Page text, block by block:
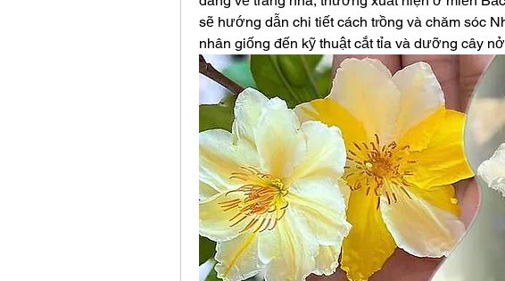
sẽ hướng dẫn chi tiết cách trồng và chăm sóc
nhân giống đến kỹ thuật cắt tỉa và dưỡng cây